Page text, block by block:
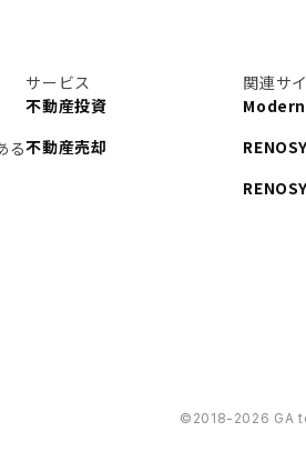
る
サービス
不動産投資
不動産売却
関連サ
©︎2018-2026 GA